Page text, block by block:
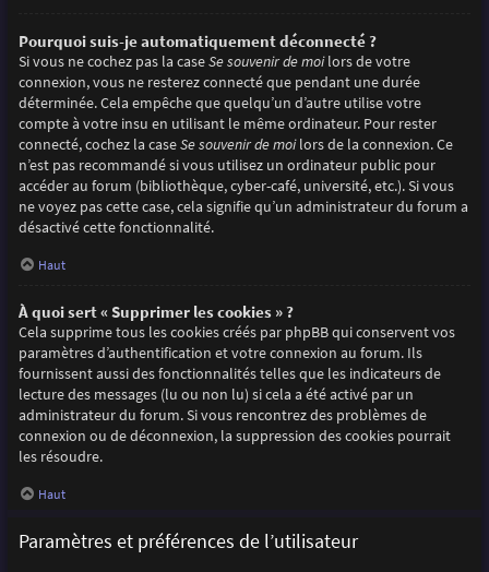
Pourquoi suis-je automatiquement déconnecté ?
Si vous ne cochez pas la caseSe souvenir de moilors de votre
connexion, vous ne resterez connecté que pendant une durée
déterminée. Cela empêche que quelqu’un d’autre utilise votre
compte à votre insu en utilisant le même ordinateur. Pour rester
connecté, cochez la caseSe souvenir de moilors de la connexion. Ce
n’est pas recommandé si vous utilisez un ordinateur public pour
accéder au forum (bibliothèque, cyber-café, université, etc.). Si vous
ne voyez pas cette case, cela signifie qu’un administrateur du forum a
désactivé cette fonctionnalité.
Haut
À quoi sert « Supprimer les cookies » ?
Cela supprime tous les cookies créés par phpBB qui conservent vos
paramètres d’authentification et votre connexion au forum. Ils
fournissent aussi des fonctionnalités telles que les indicateurs de
lecture des messages (lu ou non lu) si cela a été activé par un
administrateur du forum. Si vous rencontrez des problèmes de
connexion ou de déconnexion, la suppression des cookies pourrait
les résoudre.
Haut
Paramètres et préférences de l’utilisateur